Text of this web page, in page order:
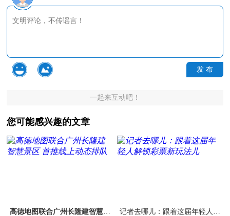
发 布
一起来互动吧！
您可能感兴趣的文章
高德地图联合广州长隆建智慧景
记者去哪儿：跟着这届年轻人解